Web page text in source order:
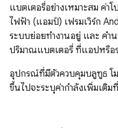
แบตเตอรี่อย่างเหมาะสม ค่า
ไฟฟ้า (แอมป์) เฟรมเวิร์ก
ระบบย่อยทำงานอยู่ และ คำ
ปริมาณแบตเตอรี่ ที่แอปหรือ
อุปกรณ์ที่มีตัวควบคุมบลูทูธ โ
ขึ้นไปจะระบุค่ากำลังเพิ่มเติม